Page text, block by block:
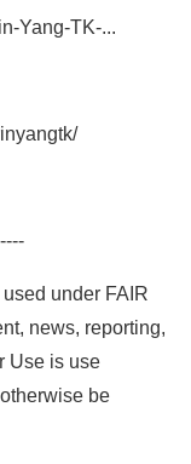
Yang-TK-...
under FAIR
news, reporting,
Use is use
be